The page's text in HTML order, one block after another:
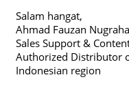
Salam hangat,
Ahmad Fauzan Nugraha
Sales Support &
Authorized Distributor
Indonesian region